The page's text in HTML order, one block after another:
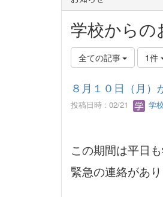
学校からの
全ての記事 1件
８月１０日（月
投稿日時 : 02/21 学
この期間は平日
緊急の連絡があ